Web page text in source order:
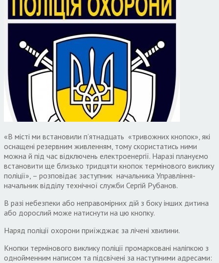
«В місті ми встановили п’ятнадцать «тривожних кнопок», які
оснащені резервним живленням, тому скористатись ними
можна й під час відключень електроенергії. Наразі плануємо
встановити ще близько тридцяти кнопок термінового виклику
поліції», – розповідає заступник начальника Управління-
начальник відділу технічної служби Сергій Рубанов.
В разі небезпеки або неправомірних дій з боку інших дитина
або дорослий може натиснути на цю кнопку.
Наряд поліції охорони приїжджає за лічені хвилини.
Кнопки термінового виклику поліції промарковані наліпкою з
однойменним написом та підсвічені за наступними адресами: